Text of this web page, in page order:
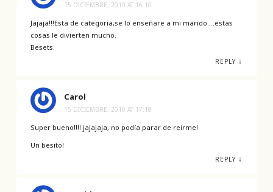
15 DICIEMBRE, 2010 AT 16:10
Jajaja!!!Esta de categoria,se lo enseñare a mi marido….estas
cosas le divierten mucho.
Besets.
REPLY ↓
Carol
15 DICIEMBRE, 2010 AT 17:18
Super bueno!!!! jajajaja, no podía parar de reirme!
Un besito!
REPLY ↓